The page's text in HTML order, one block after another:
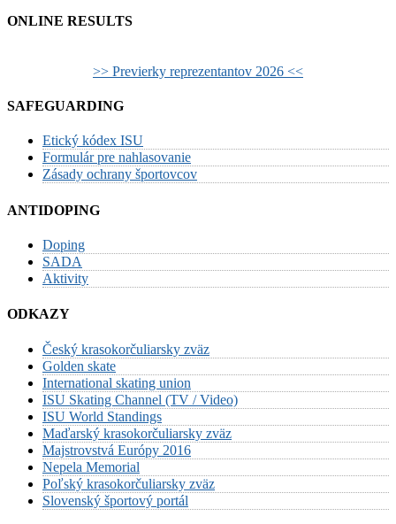
ONLINE RESULTS
>> Previerky reprezentantov 2026 <<
SAFEGUARDING
Etický kódex ISU
Formulár pre nahlasovanie
Zásady ochrany športovcov
ANTIDOPING
Doping
SADA
Aktivity
ODKAZY
Český krasokorčuliarsky zväz
Golden skate
International skating union
ISU Skating Channel (TV / Video)
ISU World Standings
Maďarský krasokorčuliarsky zväz
Majstrovstvá Európy 2016
Nepela Memorial
Poľský krasokorčuliarsky zväz
Slovenský športový portál